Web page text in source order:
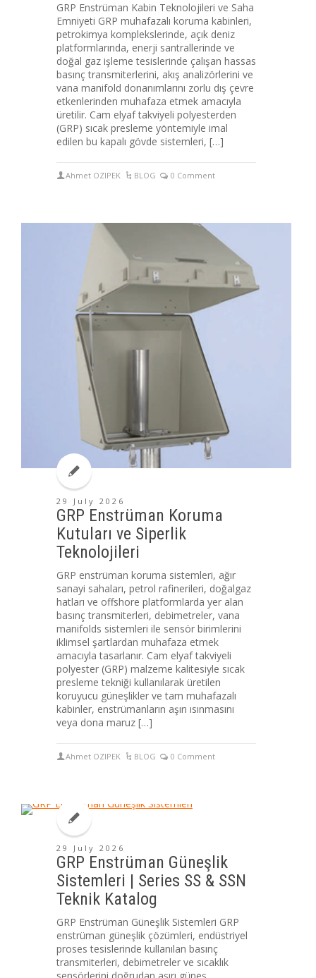
GRP Enstrüman Kabin Teknolojileri ve Saha
Emniyeti GRP muhafazalı koruma kabinleri,
petrokimya komplekslerinde, açık deniz
platformlarında, enerji santrallerinde ve
doğal gaz işleme tesislerinde çalışan hassas
basınç transmiterlerini, akış analizörlerini ve
vana manifold donanımlarını zorlu dış çevre
etkenlerinden muhafaza etmek amacıyla
üretilir. Cam elyaf takviyeli polyesterden
(GRP) sıcak presleme yöntemiyle imal
edilen bu kapalı gövde sistemleri, […]
Ahmet OZIPEK BLOG 0 Comment
29 July 2026
GRP Enstrüman Koruma
Kutuları ve Siperlik
Teknolojileri
GRP enstrüman koruma sistemleri, ağır
sanayi sahaları, petrol rafinerileri, doğalgaz
hatları ve offshore platformlarda yer alan
basınç transmiterleri, debimetreler, vana
manifolds sistemleri ile sensör birimlerini
iklimsel şartlardan muhafaza etmek
amacıyla tasarlanır. Cam elyaf takviyeli
polyester (GRP) malzeme kalitesiyle sıcak
presleme tekniği kullanılarak üretilen
koruyucu güneşlikler ve tam muhafazalı
kabinler, enstrümanların aşırı ısınmasını
veya dona maruz […]
Ahmet OZIPEK BLOG 0 Comment
29 July 2026
GRP Enstrüman Güneşlik
Sistemleri | Series SS & SSN
Teknik Katalog
GRP Enstrüman Güneşlik Sistemleri GRP
enstrüman güneşlik çözümleri, endüstriyel
proses tesislerinde kullanılan basınç
transmiterleri, debimetreler ve sıcaklık
sensörlerini doğrudan aşırı güneş